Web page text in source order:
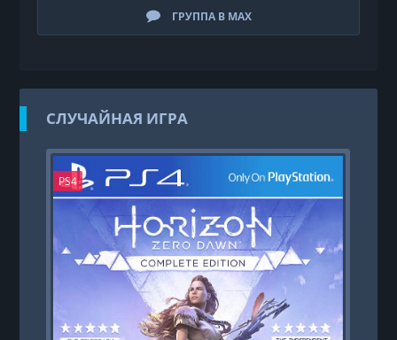
ГРУППА В MAX
СЛУЧАЙНАЯ ИГРА
PS4